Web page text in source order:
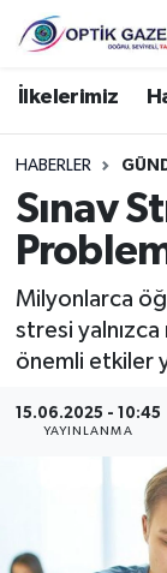
İlkelerimiz
HABERLER
Sınav
Milyonlarca
stresi
önemli etkiler
15.06.2025 - 10:45
YAYINLANMA
Nöbetçi
Hava
İstanbul
Süper Lig
Son
Haber